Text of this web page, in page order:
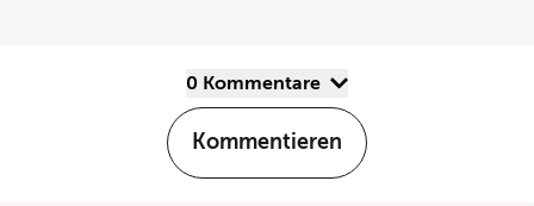
0 Kommentare
Kommentieren